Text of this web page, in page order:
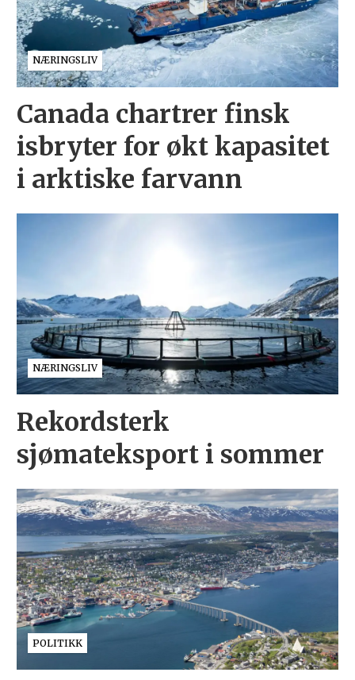
NÆRINGSLIV
Canada chartrer finsk
isbryter for økt kapasitet
i arktiske farvann
NÆRINGSLIV
Rekordsterk
sjømateksport i sommer
POLITIKK